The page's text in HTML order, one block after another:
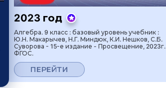
2023 год
Алгебра. 9 класс : базовый уровень учебник :
Ю.Н. Макарычев, Н.Г. Миндюк, К.И. Нешков, С.Б.
Суворова - 15-е издание - Просвещение, 2023г.
ФГОС.
ПЕРЕЙТИ